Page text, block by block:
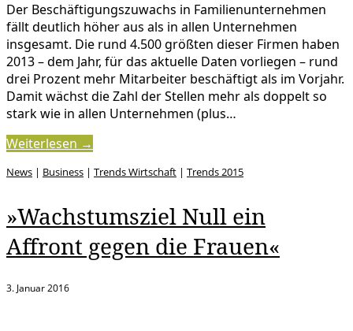
Der Beschäftigungszuwachs in Familienunternehmen
fällt deutlich höher aus als in allen Unternehmen
insgesamt. Die rund 4.500 größten dieser Firmen haben
2013 – dem Jahr, für das aktuelle Daten vorliegen – rund
drei Prozent mehr Mitarbeiter beschäftigt als im Vorjahr.
Damit wächst die Zahl der Stellen mehr als doppelt so
stark wie in allen Unternehmen (plus…
Weiterlesen →
News | Business | Trends Wirtschaft | Trends 2015
»Wachstumsziel Null ein
Affront gegen die Frauen«
3. Januar 2016